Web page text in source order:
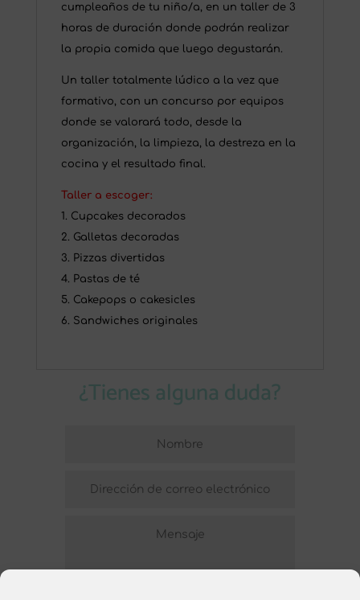
cumpleaños de tu niño/a, en un taller de 3
horas de duración donde podrán realizar
la propia comida que luego degustarán.
Un taller totalmente lúdico a la vez que
formativo, con un concurso por equipos
donde se valorará todo, desde la
organización, la limpieza, la destreza en la
cocina y el resultado final.
Taller a escoger:
Cupcakes decorados
Galletas decoradas
Pizzas divertidas
Pastas de té
Cakepops o cakesicles
Sandwiches originales
¿Tienes alguna duda?